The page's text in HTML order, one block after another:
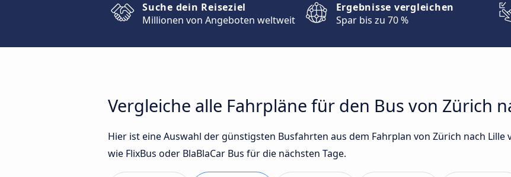
Suche dein Reiseziel
Millionen von Angeboten weltweit
Ergebnisse vergleichen
Spar bis zu 70 %
Vergleiche alle Fahrpläne für den Bus von Zürich
Hier ist eine Auswahl der günstigsten Busfahrten aus dem Fahrplan von Zürich nach
wie FlixBus oder BlaBlaCar Bus für die nächsten Tage.